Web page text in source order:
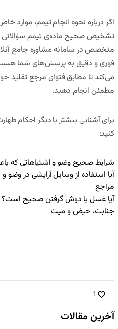
اگر درباره نحوه انجام تیمم، موارد
تشخیص صحیح ماده‌ی تیمم سؤالاتی
متخصص در سامانه مشاوره جامع
فوری و دقیق به پرسش‌های شما
می‌کند تا مطابق فتوای مرجع تقلید
مطمئن انجام دهید.
برای آشنایی بیشتر با دیگر احکام
کنید:
شرایط صحیح وضو و اشتباهاتی که
آیا استفاده از وسایل آرایشی در وضو
مراجع
آیا غسل با دوش گرفتن صحیح است؟
جنابت، حیض و میت
1
آخرین مقالات